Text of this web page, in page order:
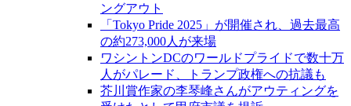
ングアウト
「Tokyo Pride 2025」が開催され、過去最高
の約273,000人が来場
ワシントンDCのワールドプライドで数十万
人がパレード、トランプ政権への抗議も
芥川賞作家の李琴峰さんがアウティングを